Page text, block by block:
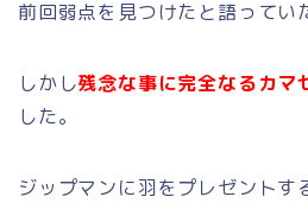
前回弱点を見つけたと語ってい
しかし残念な事に完全なるカマ
した。
ジップマンに羽をプレゼントす